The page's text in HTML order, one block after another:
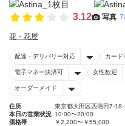
3.12 写真 7
花・花屋
配達・デリバリー対応 カード
電子マネー決済可 女性歓迎
オーダーメイド
住所
東京都大田区西蒲田7-18-
本日の営業状況 10:00〜20:00
価格帯
￥2,200〜￥55,000